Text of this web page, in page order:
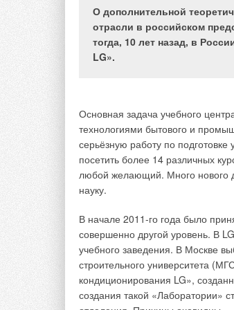
О дополнительной
отрасли в российском
тогда, 10 лет назад, в
LG».
Основная задача учебного
технологиями бытового и
серьёзную работу по
посетить более 14 различных
любой желающий. Много нового
науку.
В начале 2011-го года было
совершенно другой уровень. В
учебного заведения. В Москве
строительного университета
кондиционирования LG»,
создания такой «Лаборатории»
Химическая авария в
концентрации вредных
кондиционирования играют
лаборатории. В случае
изменяющийся расход воздуха
Управление расходом
Высокий уровень безопасности
схематично показанной на
воздуха, которая увеличивает
соответствии с требуемым
приточного и вытяжного
только безопасность в
Управление вытяжными
Вытяжные шкафы выполняют